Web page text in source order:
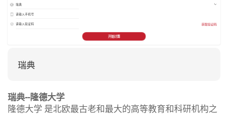
获取验证码
开始计算
瑞典
瑞典--隆德大学
隆德大学 是北欧最古老和最大的高等教育和科研机构之